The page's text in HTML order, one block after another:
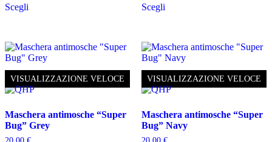
Scegliprodotto
Le
opzioni
possono
essere
scelte
pagina
del
prodotto
Scegliprodotto
Le
opzioni
possono
essere
scelte
pagina
del
prodotto
VISUALIZZAZIONE VELOCE
Maschera antimosche “Super
Bug” Grey
VISUALIZZAZIONE VELOCE
Maschera antimosche “Super
Bug” Navy